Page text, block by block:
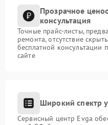
Прозрачное
консультация
Точные прайс-листы,
ремонта, отсутствие
бесплатной консультации
сайте
Широкий спектр
Сервисный центр Evga